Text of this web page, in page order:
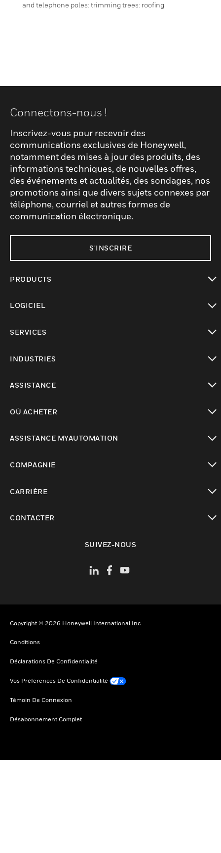
and telephone poles: trimming trees: roofing
Connectons-nous !
Inscrivez-vous pour recevoir des
communications exclusives de Honeywell,
notamment des mises à jour des produits, des
informations techniques, de nouvelles offres,
des événements et actualités, des sondages, nos
promotions ainsi que divers sujets connexes par
téléphone, courriel et autres formes de
communication électronique.
S'INSCRIRE
PRODUCTS
LOGICIEL
SERVICES
INDUSTRIES
ASSISTANCE
OÙ ACHETER
ASSISTANCE MYAUTOMATION
COMPAGNIE
CARRIÈRE
CONTACTER
SUIVEZ-NOUS
Copyright © 2026 Honeywell International Inc
Conditions
Déclarations De Confidentialité
Vos Préférences De Confidentialité
Témoin De Connexion
Désabonnement Complet